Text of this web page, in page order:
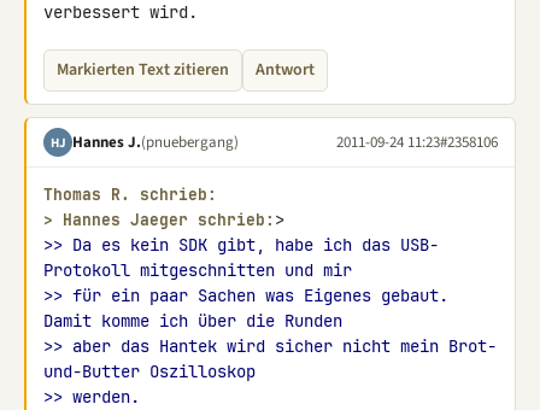
verbessert wird.
Markierten Text zitieren Antwort
HJ Hannes J.(pnuebergang) 2011-09-24 11:23#2358106
Thomas R. schrieb:
> Hannes Jaeger schrieb:
>> Da es kein SDK gibt, habe ich das USB-
Protokoll mitgeschnitten und mir
>> für ein paar Sachen was Eigenes gebaut.
Damit komme ich über die Runden
>> aber das Hantek wird sicher nicht mein Brot-
und-Butter Oszilloskop
>> werden.